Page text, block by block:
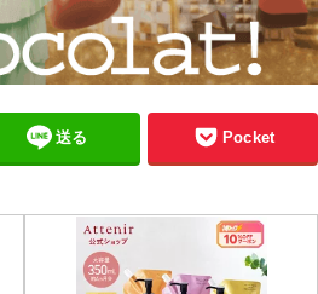
送る Pocket